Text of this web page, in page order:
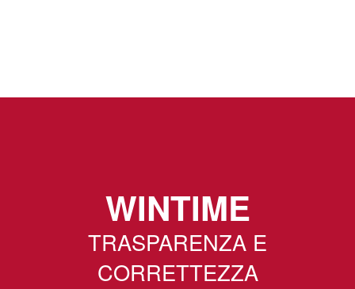
WINTIME
TRASPARENZA E
CORRETTEZZA